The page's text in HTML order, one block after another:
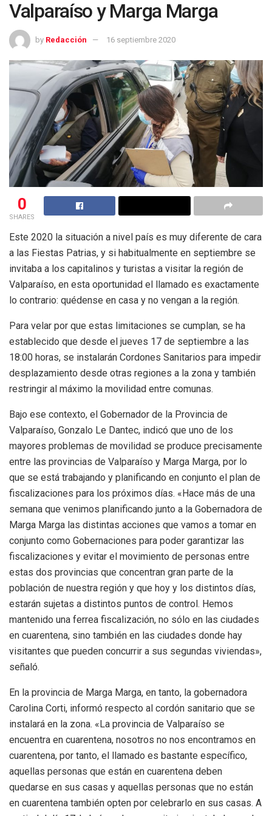
Valparaíso y Marga Marga
by Redacción 16 septiembre 2020
0
SHARES
Este 2020 la situación a nivel país es muy diferente de cara
a las Fiestas Patrias, y si habitualmente en septiembre se
invitaba a los capitalinos y turistas a visitar la región de
Valparaíso, en esta oportunidad el llamado es exactamente
lo contrario: quédense en casa y no vengan a la región.
Para velar por que estas limitaciones se cumplan, se ha
establecido que desde el jueves 17 de septiembre a las
18:00 horas, se instalarán Cordones Sanitarios para impedir
desplazamiento desde otras regiones a la zona y también
restringir al máximo la movilidad entre comunas.
Bajo ese contexto, el Gobernador de la Provincia de
Valparaíso, Gonzalo Le Dantec, indicó que uno de los
mayores problemas de movilidad se produce precisamente
entre las provincias de Valparaíso y Marga Marga, por lo
que se está trabajando y planificando en conjunto el plan de
fiscalizaciones para los próximos días. «Hace más de una
semana que venimos planificando junto a la Gobernadora de
Marga Marga las distintas acciones que vamos a tomar en
conjunto como Gobernaciones para poder garantizar las
fiscalizaciones y evitar el movimiento de personas entre
estas dos provincias que concentran gran parte de la
población de nuestra región y que hoy y los distintos días,
estarán sujetas a distintos puntos de control. Hemos
mantenido una ferrea fiscalización, no sólo en las ciudades
en cuarentena, sino también en las ciudades donde hay
visitantes que pueden concurrir a sus segundas viviendas»,
señaló.
En la provincia de Marga Marga, en tanto, la gobernadora
Carolina Corti, informó respecto al cordón sanitario que se
instalará en la zona. «La provincia de Valparaíso se
encuentra en cuarentena, nosotros no nos encontramos en
cuarentena, por tanto, el llamado es bastante específico,
aquellas personas que están en cuarentena deben
quedarse en sus casas y aquellas personas que no están
en cuarentena también opten por celebrarlo en sus casas. A